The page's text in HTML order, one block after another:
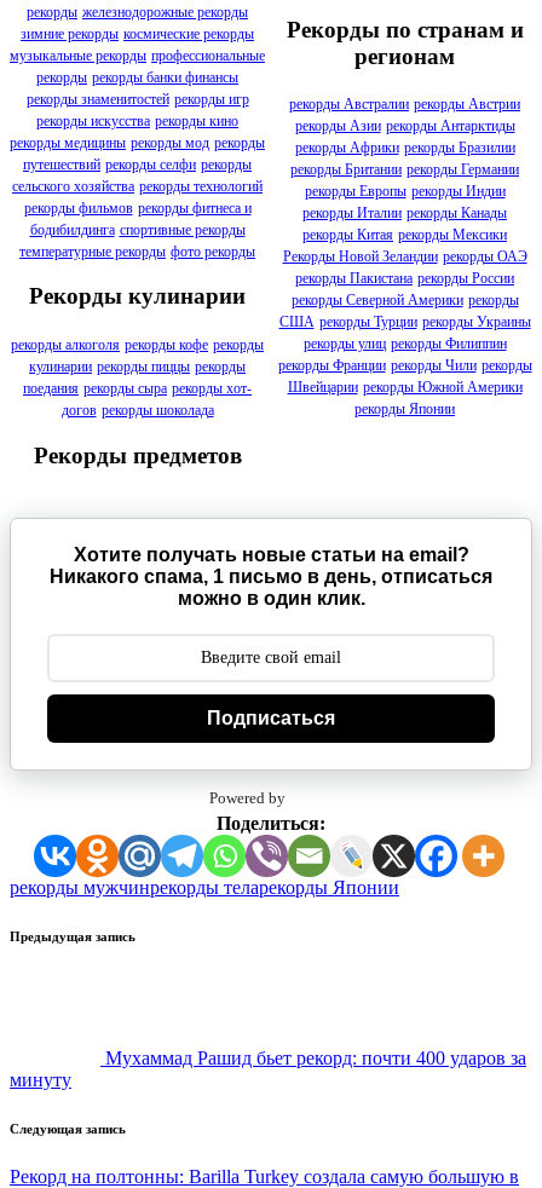
рекорды железнодорожные рекорды
зимние рекорды космические рекорды
музыкальные рекорды профессиональные
рекорды рекорды банки финансы
рекорды знаменитостей рекорды игр
рекорды искусства рекорды кино
рекорды медицины рекорды мод рекорды
путешествий рекорды селфи рекорды
сельского хозяйства рекорды технологий
рекорды фильмов рекорды фитнеса и
бодибилдинга спортивные рекорды
температурные рекорды фото рекорды
Рекорды кулинарии
рекорды алкоголя рекорды кофе рекорды
кулинарии рекорды пиццы рекорды
поедания рекорды сыра рекорды хот-
догов рекорды шоколада
Рекорды предметов
Рекорды по странам и
регионам
рекорды Австралии рекорды Австрии
рекорды Азии рекорды Антарктиды
рекорды Африки рекорды Бразилии
рекорды Британии рекорды Германии
рекорды Европы рекорды Индии
рекорды Италии рекорды Канады
рекорды Китая рекорды Мексики
Рекорды Новой Зеландии рекорды ОАЭ
рекорды Пакистана рекорды России
рекорды Северной Америки рекорды
США рекорды Турции рекорды Украины
рекорды улиц рекорды Филиппин
рекорды Франции рекорды Чили рекорды
Швейцарии рекорды Южной Америки
рекорды Японии
Хотите получать новые статьи на email?
Никакого спама, 1 письмо в день, отписаться
можно в один клик.
Подписаться
Powered by
Поделиться:
Метки:
рекорды мужчинрекорды теларекорды Японии
Навигация
Предыдущая запись
Мухаммад Рашид бьет рекорд: почти 400 ударов за
минуту
Следующая запись
Рекорд на полтонны: Barilla Turkey создала самую большую в